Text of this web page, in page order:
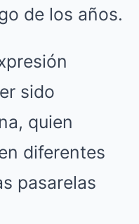
de los años.
sido
quien
diferentes
pasarelas